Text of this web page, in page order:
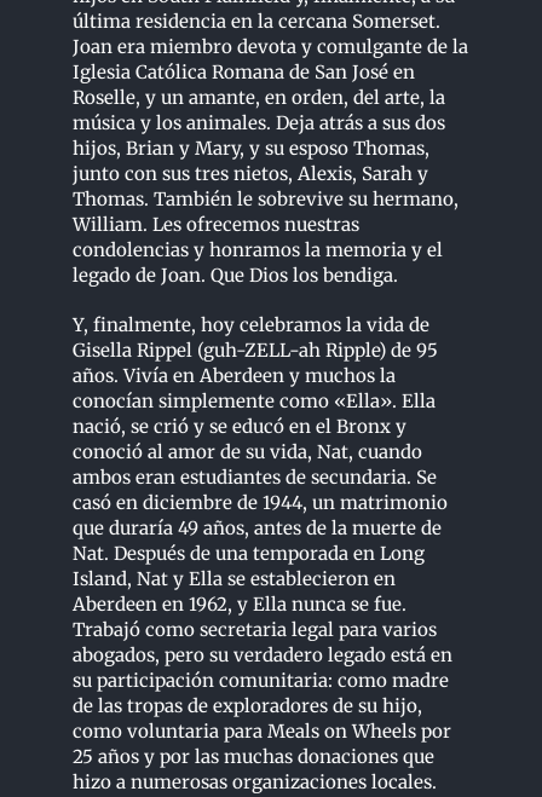
última residencia en la cercana Somerset.
Joan era miembro devota y comulgante de la
Iglesia Católica Romana de San José en
Roselle, y un amante, en orden, del arte, la
música y los animales. Deja atrás a sus dos
hijos, Brian y Mary, y su esposo Thomas,
junto con sus tres nietos, Alexis, Sarah y
Thomas. También le sobrevive su hermano,
William. Les ofrecemos nuestras
condolencias y honramos la memoria y el
legado de Joan. Que Dios los bendiga.
Y, finalmente, hoy celebramos la vida de
Gisella Rippel (guh-ZELL-ah Ripple) de 95
años. Vivía en Aberdeen y muchos la
conocían simplemente como «Ella». Ella
nació, se crió y se educó en el Bronx y
conoció al amor de su vida, Nat, cuando
ambos eran estudiantes de secundaria. Se
casó en diciembre de 1944, un matrimonio
que duraría 49 años, antes de la muerte de
Nat. Después de una temporada en Long
Island, Nat y Ella se establecieron en
Aberdeen en 1962, y Ella nunca se fue.
Trabajó como secretaria legal para varios
abogados, pero su verdadero legado está en
su participación comunitaria: como madre
de las tropas de exploradores de su hijo,
como voluntaria para Meals on Wheels por
25 años y por las muchas donaciones que
hizo a numerosas organizaciones locales.